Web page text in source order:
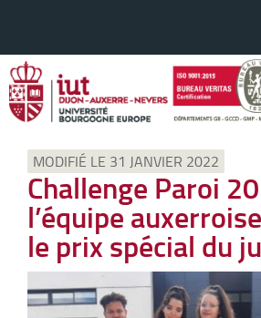
MODIFIÉ LE 31 JANVIER 2022
Challenge Paroi
l’équipe
le prix spécial du